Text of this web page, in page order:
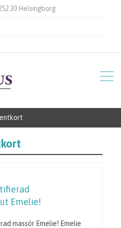
30 Helsingborg
Emelie!
massör Emelie! Emelie